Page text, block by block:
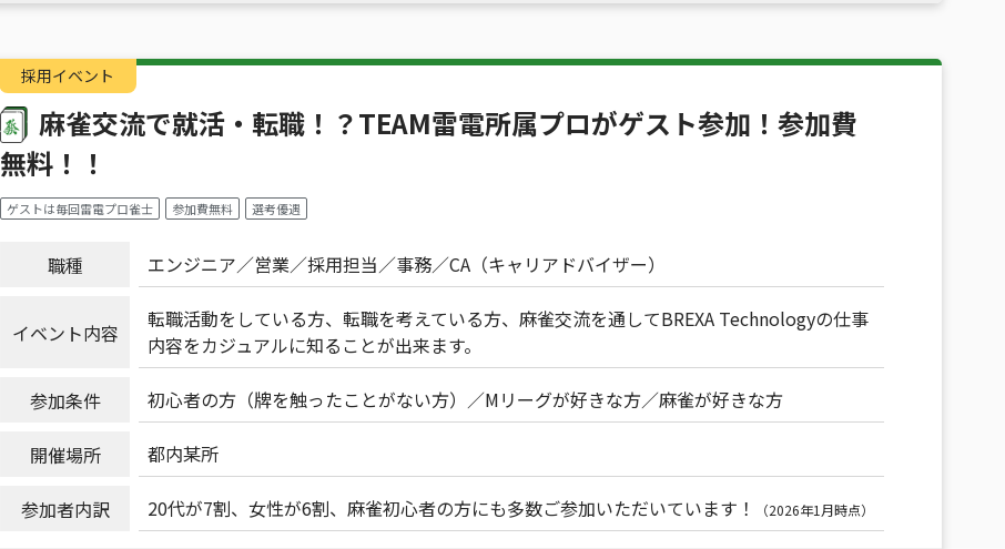
採用イベント
麻雀交流で就活・転職！？TEAM雷電所属プロがゲスト参加！参加費
無料！！
ゲストは毎回雷電プロ雀士 参加費無料 選考優遇
職種 エンジニア 営業 採用担当 事務 CA（キャリアドバイザー）
イベント内容
転職活動をしている方、転職を考えている方、麻雀交流を通してBREXA Technologyの仕事
内容をカジュアルに知ることが出来ます。
参加条件 初心者の方（牌を触ったことがない方） Mリーグが好きな方 麻雀が好きな方
開催場所 都内某所
参加者内訳 20代が7割、女性が6割、麻雀初心者の方にも多数ご参加いただいています！ （2026年1月時点）